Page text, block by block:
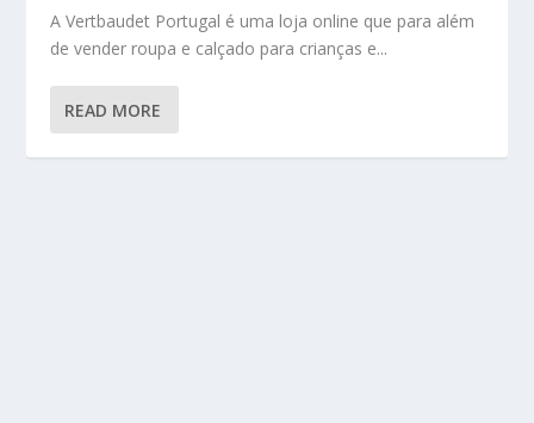
A Vertbaudet Portugal é uma loja online que para além
de vender roupa e calçado para crianças e...
READ MORE